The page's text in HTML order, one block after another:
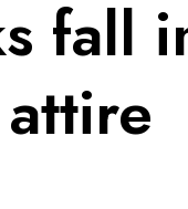
fall